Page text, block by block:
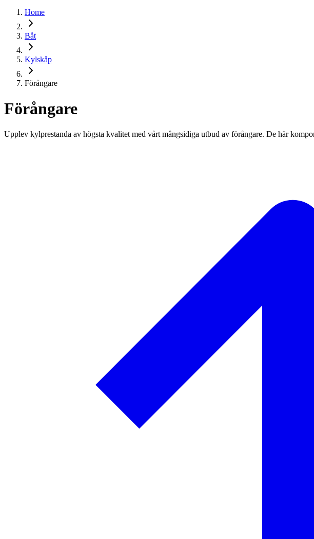
Home
Båt
Kylskåp
Förångare
Förångare
Upplev kylprestanda av högsta kvalitet med vårt mångsidiga utbud av förångare. De här